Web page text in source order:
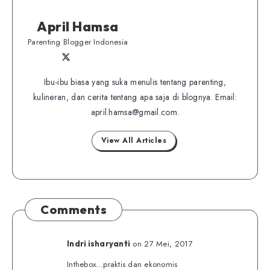
April Hamsa
Parenting Blogger Indonesia
on
me
on
Facebook
Ibu-ibu biasa yang suka menulis tentang parenting,
kulineran, dan cerita tentang apa saja di blognya. Email:
april.hamsa@gmail.com.
View All Articles
Comments
Indri isharyanti on 27 Mei, 2017
Inthebox…praktis dan ekonomis